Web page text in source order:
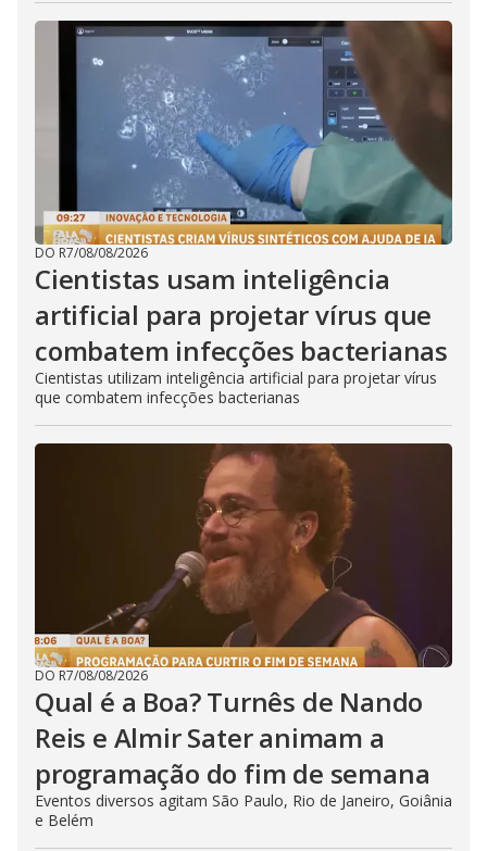
DO R7/08/08/2026
Cientistas usam inteligência
artificial para projetar vírus que
combatem infecções bacterianas
Cientistas utilizam inteligência artificial para projetar vírus
que combatem infecções bacterianas
DO R7/08/08/2026
Qual é a Boa? Turnês de Nando
Reis e Almir Sater animam a
programação do fim de semana
Eventos diversos agitam São Paulo, Rio de Janeiro, Goiânia
e Belém